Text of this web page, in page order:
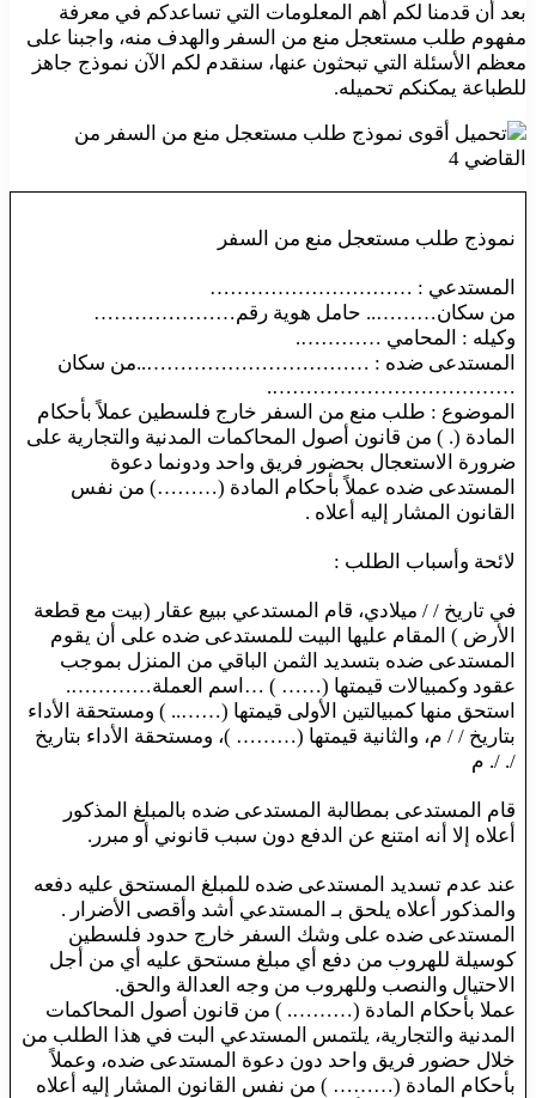
بعد أن قدمنا لكم أهم المعلومات التي تساعدكم في معرفة
مفهوم طلب مستعجل منع من السفر والهدف منه، واجبنا على
معظم الأسئلة التي تبحثون عنها، سنقدم لكم الآن نموذج جاهز
للطباعة يمكنكم تحميله.
نموذج طلب مستعجل منع من السفر
المستدعي : …………………………
من سكان……….. حامل هوية رقم…………………
وكيله : المحامي ………….
المستدعى ضده : ……………………………..من سكان
……………………………….
الموضوع : طلب منع من السفر خارج فلسطين عملاً بأحكام
المادة (. ) من قانون أصول المحاكمات المدنية والتجارية على
ضرورة الاستعجال بحضور فريق واحد ودونما دعوة
المستدعى ضده عملاً بأحكام المادة (………) من نفس
القانون المشار إليه أعلاه .
لائحة وأسباب الطلب :
في تاريخ / / ميلادي، قام المستدعي ببيع عقار (بيت مع قطعة
الأرض ) المقام عليها البيت للمستدعى ضده على أن يقوم
المستدعى ضده بتسديد الثمن الباقي من المنزل بموجب
عقود وكمبيالات قيمتها (…… ) …اسم العملة………….
استحق منها كمبيالتين الأولى قيمتها (…….. ) ومستحقة الأداء
بتاريخ / / م، والثانية قيمتها (……… )، ومستحقة الأداء بتاريخ
/. /. م
قام المستدعى بمطالبة المستدعى ضده بالمبلغ المذكور
أعلاه إلا أنه امتنع عن الدفع دون سبب قانوني أو مبرر.
عند عدم تسديد المستدعى ضده للمبلغ المستحق عليه دفعه
والمذكور أعلاه يلحق بـ المستدعي أشد وأقصى الأضرار .
المستدعى ضده على وشك السفر خارج حدود فلسطين
كوسيلة للهروب من دفع أي مبلغ مستحق عليه أي من أجل
الاحتيال والنصب وللهروب من وجه العدالة والحق.
عملا بأحكام المادة (………. ) من قانون أصول المحاكمات
المدنية والتجارية، يلتمس المستدعي البت في هذا الطلب من
خلال حضور فريق واحد دون دعوة المستدعى ضده، وعملاً
بأحكام المادة (……… ) من نفس القانون المشار إليه أعلاه